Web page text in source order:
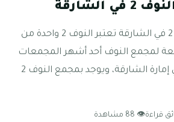
معلومات عن النوف 2 في الشارقة تعتبر النوف 2 واحدة من
لمجمع النوف أحد أشهر المجمعات
السكنية الشهيرة في إمارة الشارقة، ويوجد بمجمع النوف 2
👁 88 مشاهدة